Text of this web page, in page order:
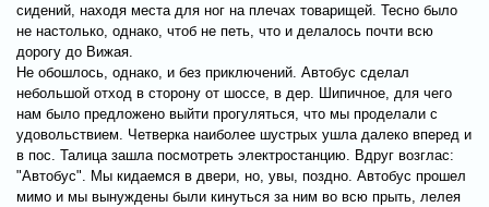
сидений, находя места для ног на плечах товарищей. Тесно было
не настолько, однако, чтоб не петь, что и делалось почти всю
дорогу до Вижая.
Не обошлось, однако, и без приключений. Автобус сделал
небольшой отход в сторону от шоссе, в дер. Шипичное, для чего
нам было предложено выйти прогуляться, что мы проделали с
удовольствием. Четверка наиболее шустрых ушла далеко вперед и
в пос. Талица зашла посмотреть электростанцию. Вдруг возглас:
"Автобус". Мы кидаемся в двери, но, увы, поздно. Автобус прошел
мимо и мы вынуждены были кинуться за ним во всю прыть, лелея